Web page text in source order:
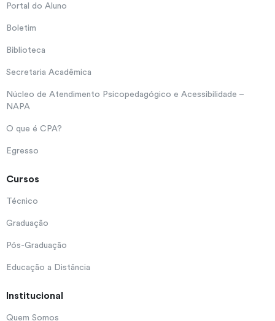
Portal do Aluno
Boletim
Biblioteca
Secretaria Acadêmica
Núcleo de Atendimento Psicopedagógico e Acessibilidade –
NAPA
O que é CPA?
Egresso
Cursos
Técnico
Graduação
Pós-Graduação
Educação a Distância
Institucional
Quem Somos